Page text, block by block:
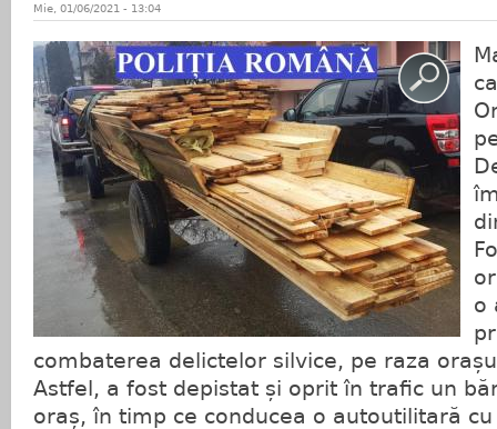
Mie, 01/06/2021 - 13:04
o
combaterea delictelor silvice, pe raza
Astfel, a fost depistat și oprit în trafic un
oraș, în timp ce conducea o autoutilitară